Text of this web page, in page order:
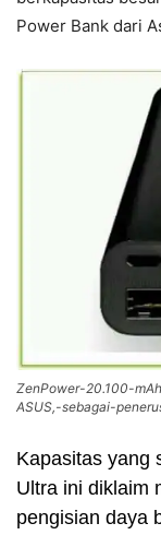
Power Bank dari
ZenPower-20.100-
ASUS,-sebagai-
Kapasitas yang
Ultra ini diklaim
pengisian daya